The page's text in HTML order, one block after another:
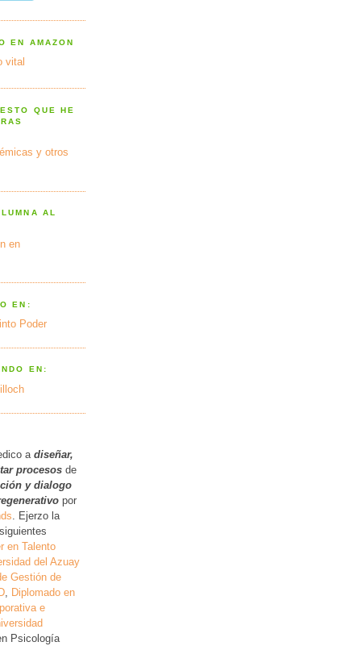
EN AMAZON
vital
QUE HE
y otros
AL
en
EN:
Poder
EN:
a diseñar,
procesos de
y dialogo
por
. Ejerzo la
en Talento
del Azuay
Gestión de
Diplomado en
e
Psicología